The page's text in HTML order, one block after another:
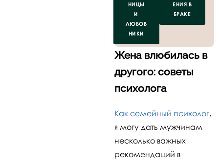
НИЦЫ
И
ЛЮБОВ
НИКИ
ЕНИЯ В
БРАКЕ
Жена влюбилась в
другого: советы
психолога
Как семейный психолог,
я могу дать мужчинам
несколько важных
рекомендаций в